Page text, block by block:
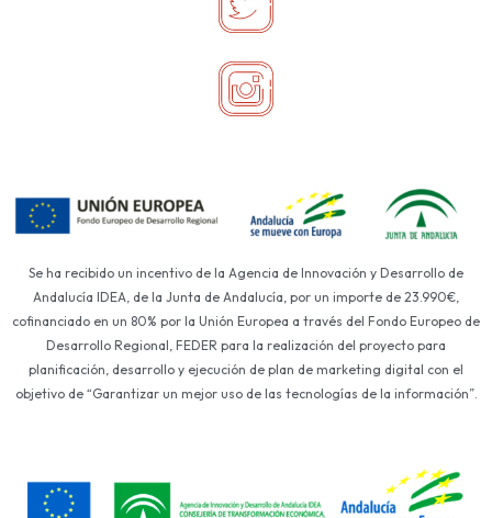
Se ha recibido un incentivo de la Agencia de Innovación y Desarrollo de
Andalucía IDEA, de la Junta de Andalucía, por un importe de 23.990€,
cofinanciado en un 80% por la Unión Europea a través del Fondo Europeo de
Desarrollo Regional, FEDER para la realización del proyecto para
planificación, desarrollo y ejecución de plan de marketing digital con el
objetivo de “Garantizar un mejor uso de las tecnologías de la información”.